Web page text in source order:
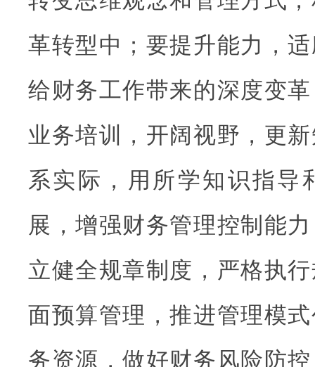
革转型中；要提升能力，
给财务工作带来的深度变
业务培训，开阔视野，更
系实际，用所学知识指导
展，增强财务管理控制能
立健全规章制度，严格执
面预算管理，推进管理模
务资源，做好财务风险防